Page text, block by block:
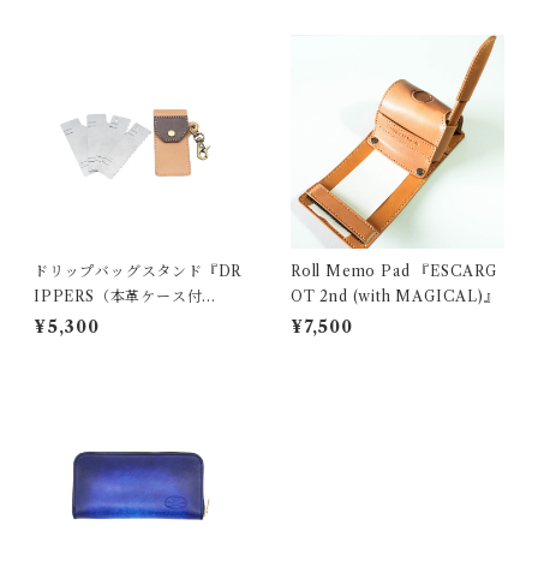
ドリップバッグスタンド『DR
IPPERS（本革ケース付
き）』
¥5,300
Roll Memo Pad 『ESCARG
OT 2nd (with MAGICAL)』
¥7,500